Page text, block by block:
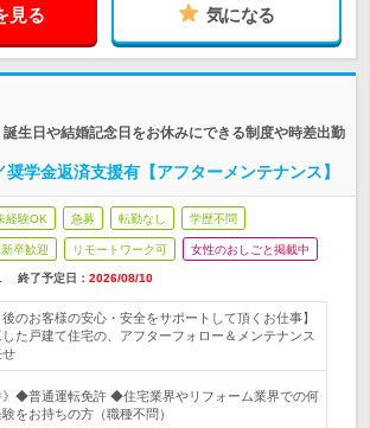
見る 気になる
生日や結婚記念日をお休みにできる制度や時差出勤
学金返済支援有【アフターメンテナンス】
経験OK 急募 転勤なし 学歴不問
卒歓迎 リモートワーク可 女性のおしごと掲載中
終了予定日： 2026/08/10
後のお客様の安心・安全をサポートして頂くお仕事】
た戸建て住宅の、アフターフォロー＆メンテナンス
せ
》◆普通運転免許 ◆住宅業界やリフォーム業界での何
をお持ちの方（職種不問）